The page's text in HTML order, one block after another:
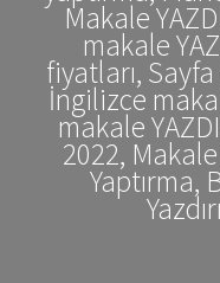
Makale
makale
fiyatları,
İngilizce
makale
2022,
Yaptırma,